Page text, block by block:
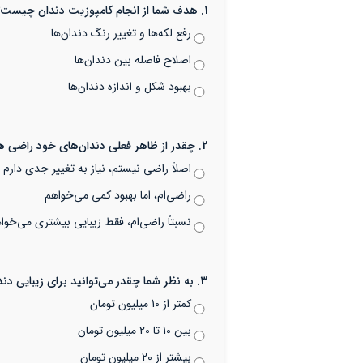
1. هدف شما از انجام کامپوزیت دندان چیست؟
رفع لکه‌ها و تغییر رنگ دندان‌ها
اصلاح فاصله بین دندان‌ها
بهبود شکل و اندازه دندان‌ها
2. چقدر از ظاهر فعلی دندان‌های خود راضی هستید؟
اصلاً راضی نیستم، نیاز به تغییر جدی دارم
راضی‌ام، اما بهبود کمی می‌خواهم
نسبتاً راضی‌ام، فقط زیبایی بیشتری
3. به نظر شما چقدر می‌توانید برای زیبایی دندان‌های خود هزینه کنید؟
کمتر از 10 میلیون تومان
بین 10 تا 20 میلیون تومان
بیشتر از 20 میلیون تومان